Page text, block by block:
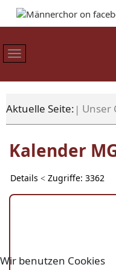
Aktuelle Seite: Unser
Kalender
Details Zugriffe: 3362
Wir benutzen Cookies